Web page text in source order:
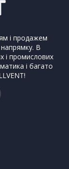
і продажем
В
і промислових
і багато